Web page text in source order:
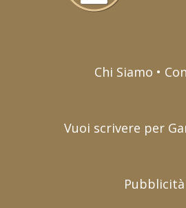
Chi Siamo •
Vuoi scrivere per
Pubblicità